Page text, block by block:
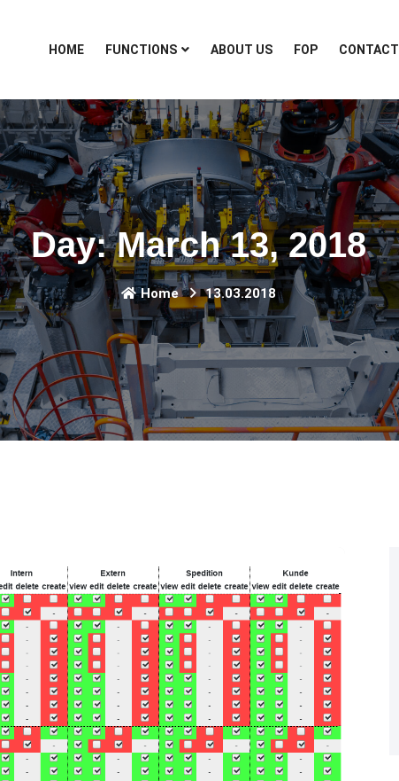
HOME FUNCTIONS ABOUT US FOP CONTACT
Day:March 13, 2018
Home 13.03.2018